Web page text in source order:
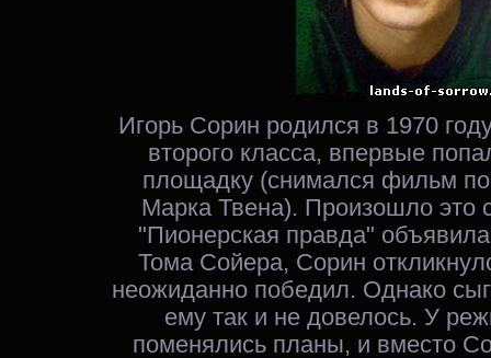
Игорь Сорин родился в 1970
второго класса, впервые
площадку (снимался фильм
Марка Твена). Произошло это
"Пионерская правда"
Тома Сойера, Сорин
неожиданно победил. Однако
ему так и не довелось. У
поменялись планы, и вместо